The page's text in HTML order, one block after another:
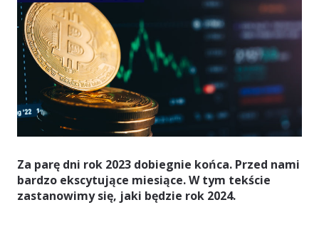
Za parę dni rok 2023 dobiegnie końca. Przed nami
bardzo ekscytujące miesiące. W tym tekście
zastanowimy się, jaki będzie rok 2024.